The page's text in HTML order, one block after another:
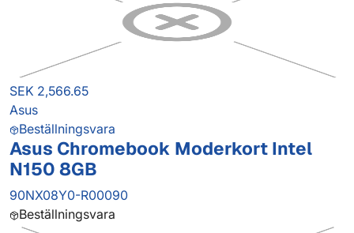
SEK 2,566.65
Asus
Beställningsvara
Asus Chromebook Moderkort Intel
N150 8GB
90NX08Y0-R00090
Beställningsvara